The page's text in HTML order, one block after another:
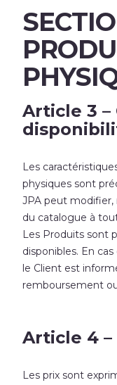
Article 3
Les
physiques sont
JPA peut
du catalogue à
Les Produits sont
disponibles. En
le Client est
remboursement
Article 4
Les prix sont